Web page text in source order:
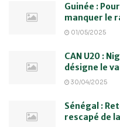
Guinée :
manquer le
01/05/2025
CAN U20 :
désigne le
30/04/2025
Sénégal :
rescapé de